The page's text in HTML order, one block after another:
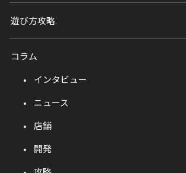
遊び方攻略
コラム
インタビュー
ニュース
店舗
開発